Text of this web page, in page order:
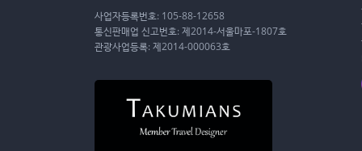
사업자등록번호: 105-88-12658
통신판매업 신고번호: 제2014-서울마포-1807호
관광사업등록: 제2014-000063호